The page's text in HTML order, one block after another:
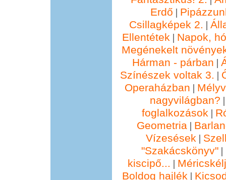
Erdő |
Csillagképek 2. |
Ellentétek | Napok,
Megénekelt
Hárman - párban |
Színészek voltak 3. |
Operaházban |
nagyvilágban?
foglalkozások |
Geometria|
Vízesések |
"Szakácskönyv" |
kiscipő... |
Boldog hajlék |